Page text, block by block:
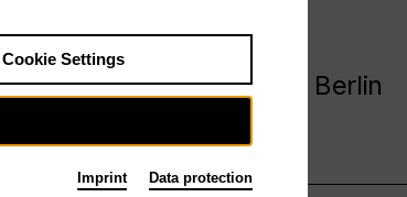
um die Deutsche Oper Berlin
Cookie Settings
Imprint Data protection